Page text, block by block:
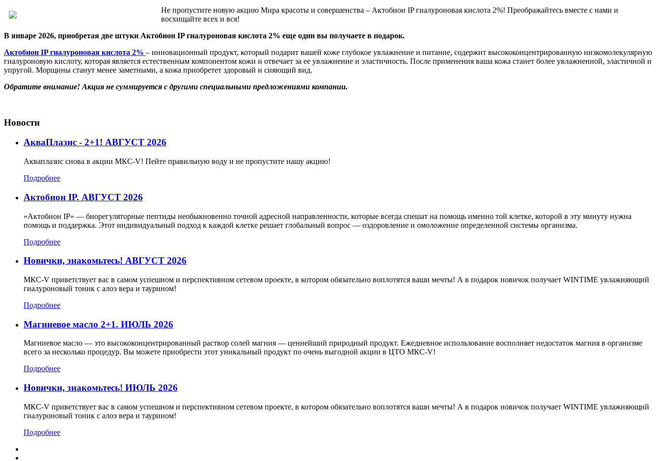
Не пропустите новую акцию Мира красоты и совершенства – Актобион IP гиалуроновая кислота 2%! Преображайтесь вместе с нами и
восхищайте всех и вся!
В январе 2026, приобретая две штуки Актобион IP гиалуроновая кислота 2% еще один вы получаете в подарок.
Актобион IP гиалуроновая кислота 2% – инновационный продукт, который подарит вашей коже глубокое увлажнение и питание, содержит высококонцентрированную низкомолекулярную
гиалуроновую кислоту, которая является естественным компонентом кожи и отвечает за ее увлажнение и эластичность. После применения ваша кожа станет более увлажненной, эластичной и
упругой. Морщины станут менее заметными, а кожа приобретет здоровый и сияющий вид.
Обратите внимание! Акция не суммируется с другими специальными предложениями компании.
Новости
АкваПлазис - 2+1! АВГУСТ 2026
Акваплазис снова в акции МКС-V! Пейте правильную воду и не пропустите нашу акцию!
Подробнее
Актобион IP. АВГУСТ 2026
«Актобион IP» — биорегуляторные пептиды необыкновенно точной адресной направленности, которые всегда спешат на помощь именно той клетке, которой в эту минуту нужна
помощь и поддержка. Этот индивидуальный подход к каждой клетке решает глобальный вопрос — оздоровление и омоложение определенной системы организма.
Подробнее
Новички, знакомьтесь! АВГУСТ 2026
МКС-V приветствует вас в самом успешном и перспективном сетевом проекте, в котором обязательно воплотятся ваши мечты! А в подарок новичок получает WINTIME увлажняющий
гиалуроновый тоник с алоэ вера и таурином!
Подробнее
Магниевое масло 2+1. ИЮЛЬ 2026
Магниевое масло — это высококонцентрированный раствор солей магния — ценнейший природный продукт. Ежедневное использование восполняет недостаток магния в организме
всего за несколько процедур. Вы можете приобрести этот уникальный продукт по очень выгодной акции в ЦТО МКС-V!
Подробнее
Новички, знакомьтесь! ИЮЛЬ 2026
МКС-V приветствует вас в самом успешном и перспективном сетевом проекте, в котором обязательно воплотятся ваши мечты! А в подарок новичок получает WINTIME увлажняющий
гиалуроновый тоник с алоэ вера и таурином!
Подробнее